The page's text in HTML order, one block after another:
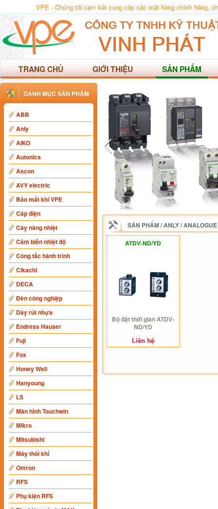
VPE - Chúng tôi cam kết cung cấp các mặt hàng chính hãng,
TRANG CHỦ GIỚI THIỆU SẢN PHẨM
DANH MỤC SẢN PHẨM
ABB
Anly
AIKO
Autonics
Ascon
AVY electric
Báo mất khí VPE
Cáp điện
Cây nâng nhiệt
Cảm biến nhiệt độ
Công tắc hành trình
Cikachi
DECA
Đèn công nghiệp
Dây rút nhựa
Endress Hauser
Fuji
Fox
Honey Well
Hanyoung
LS
Màn hình Touchwin
Mikro
Mitsubishi
Máy thổi khí
Omron
RFS
Phụ kiện RFS
SẢN PHẨM/ANLY/
ATDV-ND/YD
Bộ đặt thời gian ATDV-
ND/YD
Liên hệ